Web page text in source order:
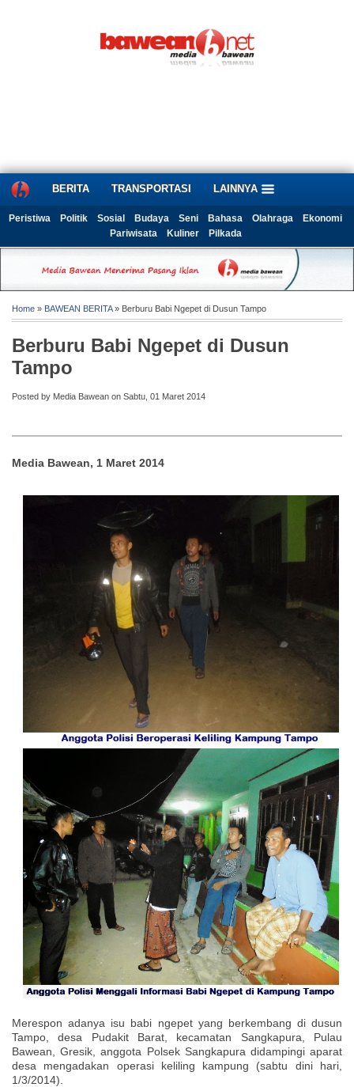
BERITA TRANSPORTASI LAINNYA
Peristiwa Politik Sosial Budaya Seni Bahasa Olahraga
Ekonomi
Pariwisata
Kuliner Pilkada
Home » BAWEAN BERITA» Berburu Babi Ngepet di Dusun Tampo
Berburu Babi Ngepet di Dusun
Tampo
Posted by Media Bawean on Sabtu, 01 Maret 2014
Media Bawean, 1 Maret 2014
Merespon adanya isu babi ngepet yang berkembang di dusun
Tampo, desa Pudakit Barat, kecamatan Sangkapura, Pulau
Bawean, Gresik, anggota Polsek Sangkapura didampingi aparat
desa mengadakan operasi keliling kampung (sabtu dini hari,
1/3/2014).